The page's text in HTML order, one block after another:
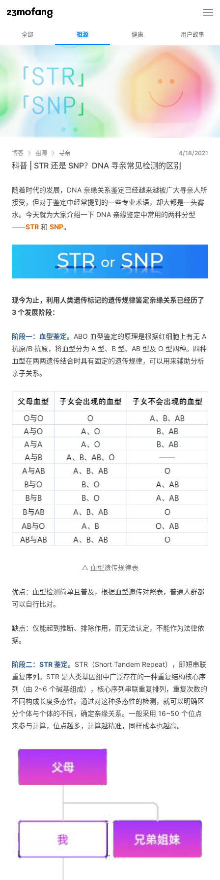
全部 祖源 健康 用户故事
博客 祖源 寻亲 4/18/2021
科普 | STR 还是 SNP？DNA 寻亲常见检测的区别
随着时代的发展，DNA 亲缘关系鉴定已经越来越被广大寻亲人所
接受，但对于鉴定中经常提到的一些专业术语，却大都是一头雾
水。今天就为大家介绍一下 DNA 亲缘鉴定中常用的两种分型
——STR 和 SNP。
现今为止，利用人类遗传标记的遗传规律鉴定亲缘关系已经历了
3 个发展阶段：
阶段一：血型鉴定。 ABO 血型鉴定的原理是根据红细胞上有无 A
抗原/B 抗原，将血型分为 A 型、B 型、AB 型及 O 型四种。四种
血型在两两遗传结合时具有固定的遗传规律，可以用来辅助分析
亲子关系。
△ 血型遗传规律表
优点：血型检测简单且普及，根据血型遗传对照表，普通人群都
可以自行比对。
缺点：仅能起到推断、排除作用，而无法认定，不能作为法律依
据。
阶段二：STR 鉴定。 STR（Short Tandem Repeat），即短串联
重复序列。STR 是人类基因组中广泛存在的一种重复结构核心序
列（由 2~6 个碱基组成），核心序列串联重复排列，重复次数的
不同构成长度多态性。通过对这种多态性的检测，就可以明确区
分个体与个体的不同，确定亲缘关系。一般采用 16~50 个位点
来参与计算，位点越多，计算越精准，同样成本也越高。